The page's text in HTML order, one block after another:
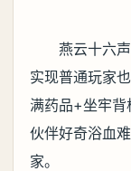
燕云十六
实现普通玩家
满药品+坐牢
伙伴好奇浴血
家。